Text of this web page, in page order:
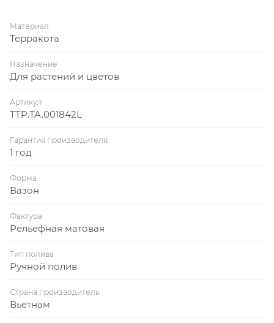
Материал
Терракота
Назначение
Для растений и цветов
Артикул
TTP.TA.001842L
Гарантия производителя
1 год
Форма
Вазон
Фактура
Рельефная матовая
Тип полива
Ручной полив
Страна производитель
Вьетнам